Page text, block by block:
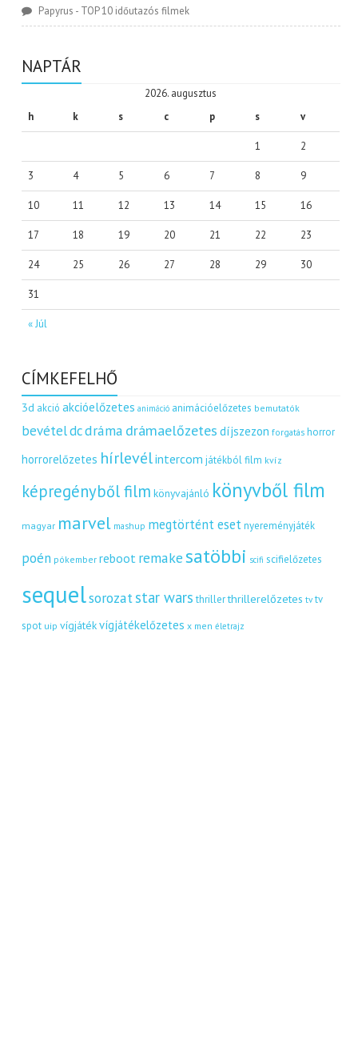
Papyrus - TOP 10 időutazós filmek
NAPTÁR
2026. augusztus
h
k s c p s v
« Júl
1 2
3 4 5 6 7 8 9
10 11 12 13 14 15 16
17 18 19 20 21 22 23
24 25 26 27 28 29 30
31
CÍMKEFELHŐ
3d akció akcióelőzetes animáció animációelőzetes bemutatók
bevételdcdráma drámaelőzetes díjszezon forgatás horror
horrorelőzetes hírlevélintercom játékból film kvíz
képregényből film könyvajánló könyvből film
magyar marvel mashup megtörtént eset nyereményjáték
poén pókember reboot remakesatöbbi scifi scifielőzetes
sequelsorozatstar wars thriller thrillerelőzetes tv tv
spot uip vígjátékvígjátékelőzetes x men életrajz